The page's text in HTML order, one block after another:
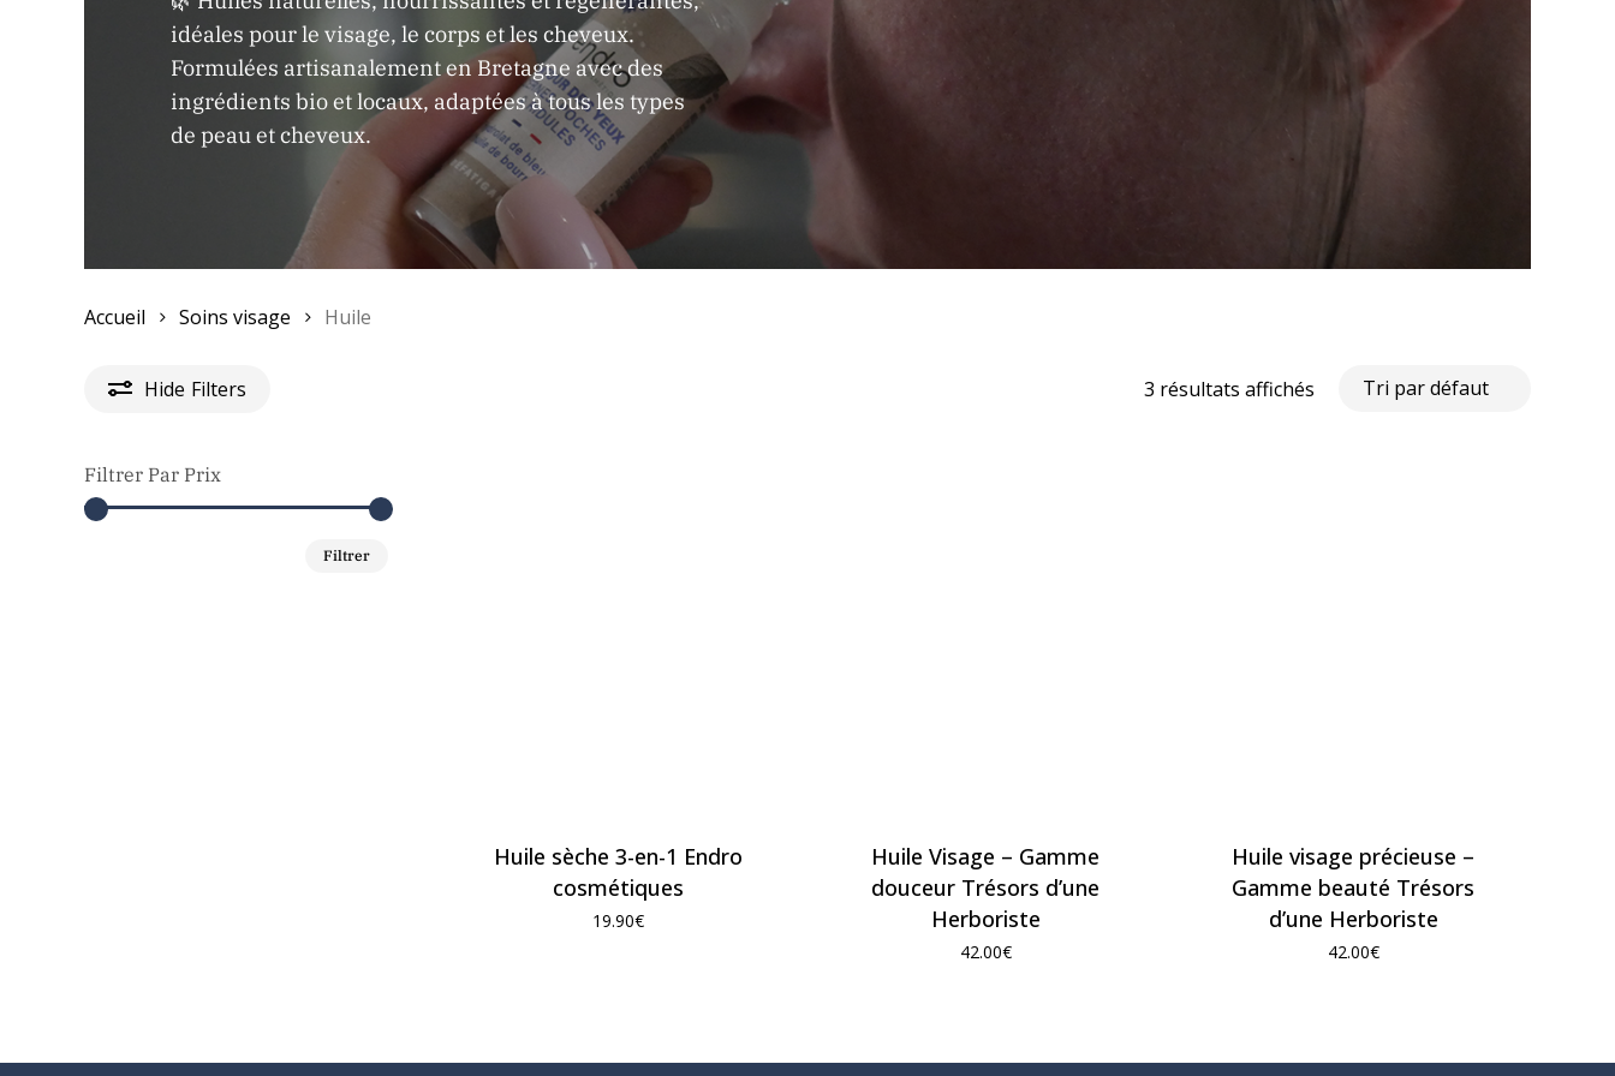
idéales pour le visage, le corps et les cheveux.
Formulées artisanalement en Bretagne avec des
ingrédients bio et locaux, adaptées à tous les types
de peau et cheveux.
Accueil Soins visage Huile
Hide Filters 3 résultats affichés
Filtrer Par Prix
Filtrer
Huile sèche 3-en-1 Endro
cosmétiques
19.90€
Huile Visage – Gamme
douceur Trésors d’une
Herboriste
42.00€
Huile visage précieuse –
Gamme beauté Trésors
d’une Herboriste
42.00€